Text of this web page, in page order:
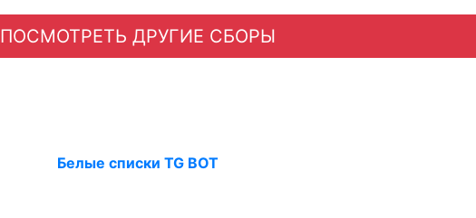
ПОСМОТРЕТЬ ДРУГИЕ СБОРЫ
Белые списки TG BOT